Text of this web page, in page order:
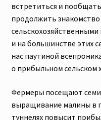
встретиться и
продолжить
и на большинстве этих
нас паутиной
о прибыльном сельском
Фермеры посещают
выращивание малины в
туннелях повысит